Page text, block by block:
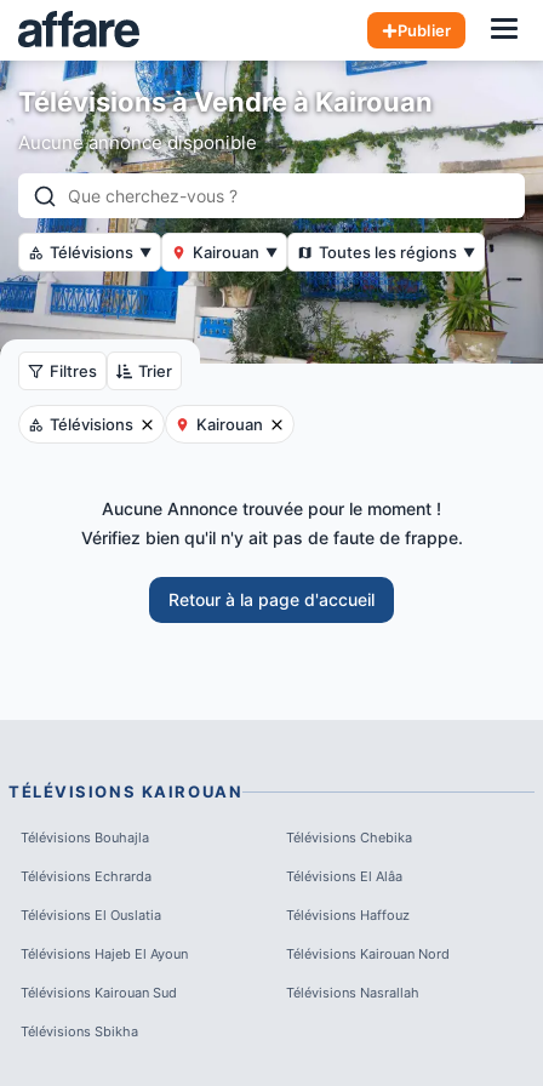
Publier
Télévisions à Vendre à Kairouan
Aucune annonce disponible
Télévisions ▼ Kairouan ▼ Toutes les régions ▼
Filtres Trier
Télévisions Kairouan
Aucune Annonce trouvée pour le moment !
Vérifiez bien qu'il n'y ait pas de faute de frappe.
Retour à la page d'accueil
TÉLÉVISIONS KAIROUAN
Télévisions Bouhajla Télévisions Chebika
Télévisions Echrarda Télévisions El Alâa
Télévisions El Ouslatia Télévisions Haffouz
Télévisions Hajeb El Ayoun Télévisions Kairouan Nord
Télévisions Kairouan Sud Télévisions Nasrallah
Télévisions Sbikha